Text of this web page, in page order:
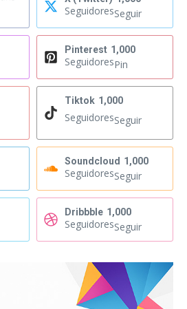
SeguidoresSeguir
Pinterest 1,000
SeguidoresPin
Tiktok 1,000
SeguidoresSeguir
Soundcloud 1,000
SeguidoresSeguir
Dribbble 1,000
SeguidoresSeguir